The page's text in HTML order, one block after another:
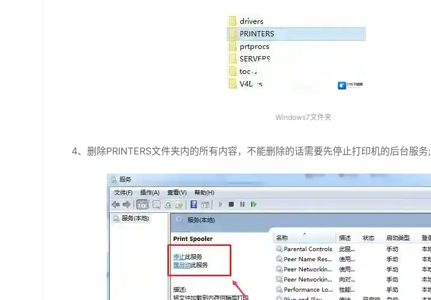
Windows7文件夹
4、删除PRINTERS文件夹内的所有内容，不能删除的话需要先停止打印机的后台服务;